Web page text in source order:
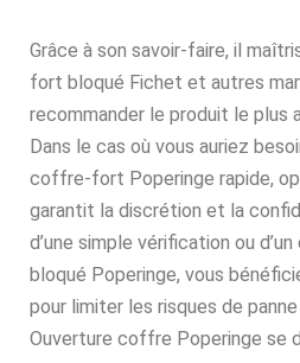
Grâce à son savoir-faire, il
fort bloqué Fichet et autres
recommander le produit le plus
Dans le cas où vous auriez
coffre-fort Poperinge rapide,
garantit la discrétion et la
d’une simple vérification ou
bloqué Poperinge, vous
pour limiter les risques de
Ouverture coffre Poperinge se